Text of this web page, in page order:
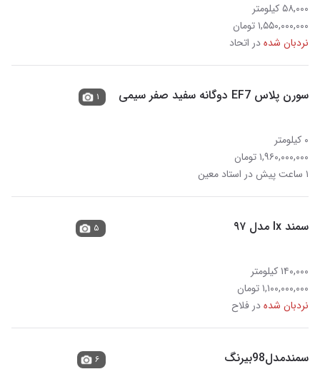
۵۸,۰۰۰ کیلومتر
۱,۵۵۰,۰۰۰,۰۰۰ تومان
نردبان شدهدر اتحاد
سورن پلاس EF7 دوگانه سفید صفر سیمی
۰ کیلومتر
۱,۹۶۰,۰۰۰,۰۰۰ تومان
۱ ساعت پیش در استاد معین
۱
سمند lx مدل ۹۷
۱۴۰,۰۰۰ کیلومتر
۱,۱۰۰,۰۰۰,۰۰۰ تومان
نردبان شدهدر فلاح
۵
سمندمدل98بیرنگ ۶